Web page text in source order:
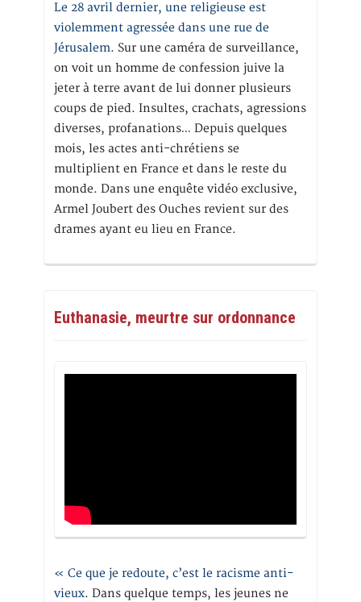
Le 28 avril dernier, une religieuse est
violemment agressée dans une rue de
Jérusalem. Sur une caméra de surveillance,
on voit un homme de confession juive la
jeter à terre avant de lui donner plusieurs
coups de pied. Insultes, crachats, agressions
diverses, profanations… Depuis quelques
mois, les actes anti-chrétiens se
multiplient en France et dans le reste du
monde. Dans une enquête vidéo exclusive,
Armel Joubert des Ouches revient sur des
drames ayant eu lieu en France.
Euthanasie, meurtre sur ordonnance
« Ce que je redoute, c’est le racisme anti-
vieux. Dans quelque temps, les jeunes ne